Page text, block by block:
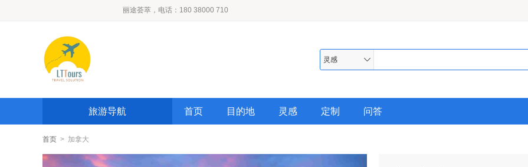
丽途荟萃，电话：180 38000 710
灵感
旅游导航 首页 目的地 灵感 定制 问答
首页 > 加拿大